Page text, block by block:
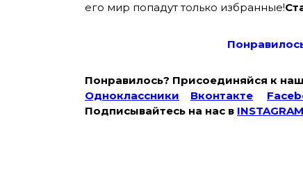
его мир попадут только избранные!
Понравилось? Присоединяйся к
Одноклассники
Вконтакте
Подписывайтесь на наc в INSTAGRAM